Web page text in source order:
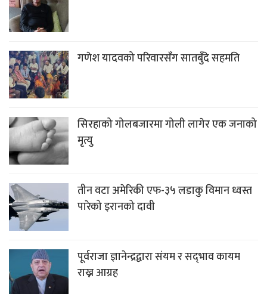
गणेश यादवको परिवारसँग सातबुँदे सहमति
सिरहाको गोलबजारमा गोली लागेर एक जनाको
मृत्यु
तीन वटा अमेरिकी एफ-३५ लडाकु विमान ध्वस्त
पारेको इरानको दावी
पूर्वराजा ज्ञानेन्द्रद्वारा संयम र सद्‌भाव कायम
राख्न आग्रह